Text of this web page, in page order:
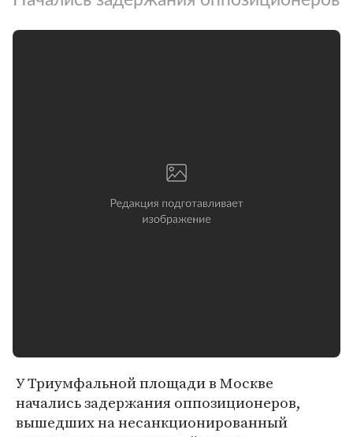
У Триумфальной площади в Москве
начались задержания оппозиционеров,
вышедших на несанкционированный